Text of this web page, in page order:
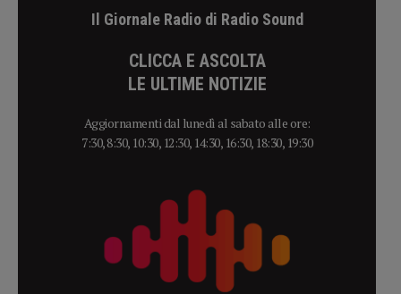
Il Giornale Radio di Radio Sound
CLICCA E ASCOLTA
LE ULTIME NOTIZIE
Aggiornamenti dal lunedì al sabato alle ore:
7:30, 8:30, 10:30, 12:30, 14:30, 16:30, 18:30, 19:30